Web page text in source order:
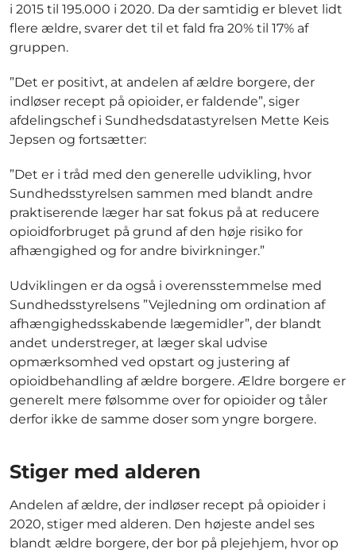
i 2015 til 195.000 i 2020. Da der samtidig er blevet lidt
flere ældre, svarer det til et fald fra 20% til 17% af
gruppen.
”Det er positivt, at andelen af ældre borgere, der
indløser recept på opioider, er faldende”, siger
afdelingschef i Sundhedsdatastyrelsen Mette Keis
Jepsen og fortsætter:
”Det er i tråd med den generelle udvikling, hvor
Sundhedsstyrelsen sammen med blandt andre
praktiserende læger har sat fokus på at reducere
opioidforbruget på grund af den høje risiko for
afhængighed og for andre bivirkninger.”
Udviklingen er da også i overensstemmelse med
Sundhedsstyrelsens ”Vejledning om ordination af
afhængighedsskabende lægemidler”, der blandt
andet understreger, at læger skal udvise
opmærksomhed ved opstart og justering af
opioidbehandling af ældre borgere. Ældre borgere er
generelt mere følsomme over for opioider og tåler
derfor ikke de samme doser som yngre borgere.
Stiger med alderen
Andelen af ældre, der indløser recept på opioider i
2020, stiger med alderen. Den højeste andel ses
blandt ældre borgere, der bor på plejehjem, hvor op